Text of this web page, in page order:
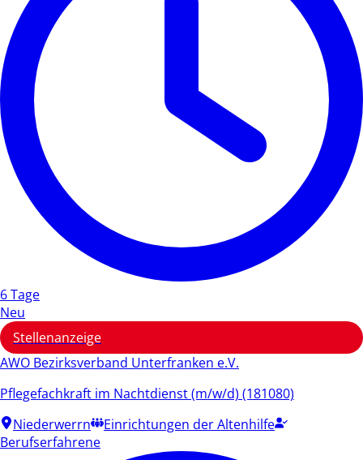
6 Tage
Neu
Stellenanzeige
AWO Bezirksverband Unterfranken e.V.
Pflegefachkraft im Nachtdienst (m/w/d) (181080)
Niederwerrn
Einrichtungen der Altenhilfe
Berufserfahrene